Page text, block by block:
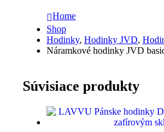
Home
Shop
Hodinky, Hodinky JVD,
Náramkové hodinky JVD
Súvisiace produkty